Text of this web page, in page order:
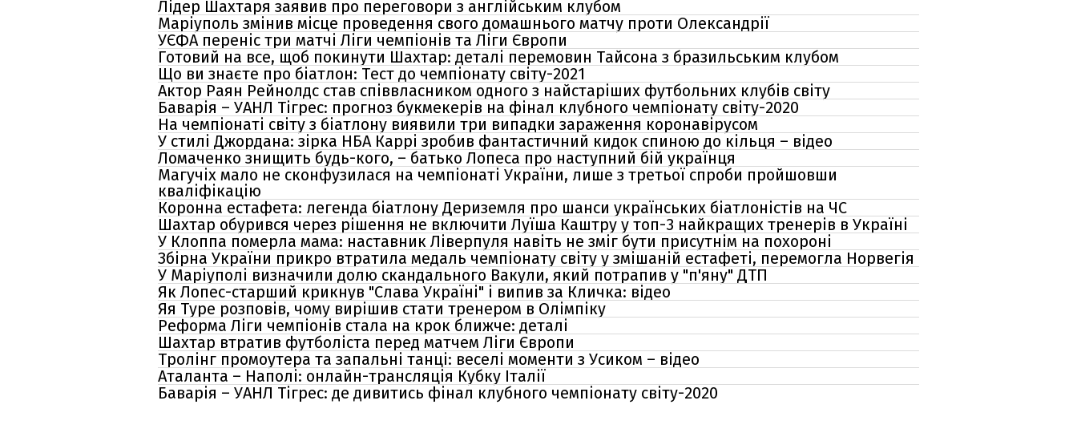
Лідер Шахтаря заявив про переговори з англійським клубом
Маріуполь змінив місце проведення свого домашнього матчу проти Олександрії
УЄФА переніс три матчі Ліги чемпіонів та Ліги Європи
Готовий на все, щоб покинути Шахтар: деталі перемовин Тайсона з бразильським клубом
Що ви знаєте про біатлон: Тест до чемпіонату світу-2021
Актор Раян Рейнолдс став співвласником одного з найстаріших футбольних клубів світу
Баварія – УАНЛ Тігрес: прогноз букмекерів на фінал клубного чемпіонату світу-2020
На чемпіонаті світу з біатлону виявили три випадки зараження коронавірусом
У стилі Джордана: зірка НБА Каррі зробив фантастичний кидок спиною до кільця – відео
Ломаченко знищить будь-кого, – батько Лопеса про наступний бій українця
Магучіх мало не сконфузилася на чемпіонаті України, лише з третьої спроби пройшовши
кваліфікацію
Коронна естафета: легенда біатлону Дериземля про шанси українських біатлоністів на ЧС
Шахтар обурився через рішення не включити Луїша Каштру у топ-3 найкращих тренерів в Україні
У Клоппа померла мама: наставник Ліверпуля навіть не зміг бути присутнім на похороні
Збірна України прикро втратила медаль чемпіонату світу у змішаній естафеті, перемогла Норвегія
У Маріуполі визначили долю скандального Вакули, який потрапив у "п'яну" ДТП
Як Лопес-старший крикнув "Слава Україні" і випив за Кличка: відео
Яя Туре розповів, чому вирішив стати тренером в Олімпіку
Реформа Ліги чемпіонів стала на крок ближче: деталі
Шахтар втратив футболіста перед матчем Ліги Європи
Тролінг промоутера та запальні танці: веселі моменти з Усиком – відео
Аталанта – Наполі: онлайн-трансляція Кубку Італії
Баварія – УАНЛ Тігрес: де дивитись фінал клубного чемпіонату світу-2020